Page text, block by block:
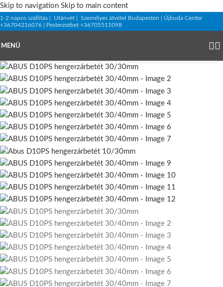
Skip to navigation Skip to main content
1-2 napos szállítás | Utánvét | Személyes átvétel Budapesten | Újbuda Center
+36704216076 | Pesterzsébet +36705511098
MENÜ